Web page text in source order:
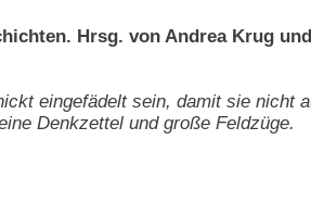
Hrsg. von Andrea Krug
eingefädelt sein, damit sie nicht
Denkzettel und große Feldzüge.